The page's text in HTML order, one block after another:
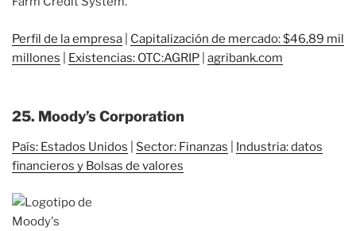
Perfil de la empresa
Capitalización de mercado: $46,89 mil
millones
Existencias: OTC:AGRIP agribank.com
25. Moody’s Corporation
País: Estados Unidos Sector: Finanzas
Industria: datos
financieros y Bolsas de valores